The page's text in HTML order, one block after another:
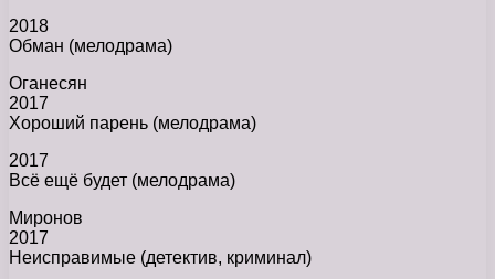
2018
Обман (мелодрама)
Оганесян
2017
Хороший парень (мелодрама)
2017
Всё ещё будет (мелодрама)
Миронов
2017
Неисправимые (детектив, криминал)